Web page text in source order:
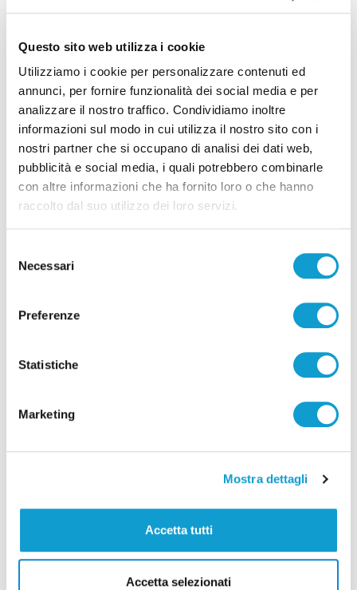
Questo sito web utilizza i cookie
Utilizziamo i cookie per personalizzare contenuti ed
annunci, per fornire funzionalità dei social media e per
analizzare il nostro traffico. Condividiamo inoltre
informazioni sul modo in cui utilizza il nostro sito con i
nostri partner che si occupano di analisi dei dati web,
pubblicità e social media, i quali potrebbero combinarle
con altre informazioni che ha fornito loro o che hanno
raccolto dal suo utilizzo dei loro servizi.
delNecessari
Preferenze
Statistiche
Marketing
Mostra dettagli
Accetta tutti
Accetta selezionati
Chinenyeze 5, Gargiulo, Loeppky 14,
1, Nikolov 6, Lagumdzija 13, Dirlic ne, Podrascanin 8,
Bottolo 2, Tenorio ne. All. Medei
CISTERNA: Fanizza, Finauri (L) ne, Ramon 6, Pace (L),
Tarumi, Tosti ne, Faure 6, Diamantini ne, Czerwinski 2,
Baranowicz 1, Mazzone 3, Rivas 1, Bayram 6, Nedeljkovic
2. All. Falasca
NOTE: durata set: 24’, 29’, 25’. Totale: 1h 18’. Civitanova:
59%, 33%). Cisterna: errori al servizio 14, ace 1, muro 5,
attacco 31%, ricezione 38% (25%). Spettatori: 2.391. MVP:
Ancona - Vola giù dalla finestra per salvarsi dalle
Fabriano - Rubano portafogli e fanno acquisti: due